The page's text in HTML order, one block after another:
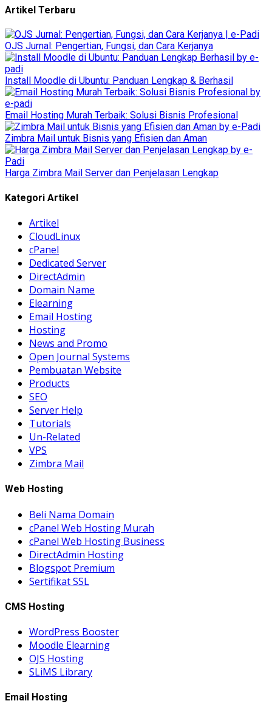
Artikel Terbaru
OJS Jurnal: Pengertian, Fungsi, dan Cara Kerjanya
Install Moodle di Ubuntu: Panduan Lengkap & Berhasil
Email Hosting Murah Terbaik: Solusi Bisnis Profesional
Zimbra Mail untuk Bisnis yang Efisien dan Aman
Harga Zimbra Mail Server dan Penjelasan Lengkap
Kategori Artikel
Artikel
CloudLinux
cPanel
Dedicated Server
DirectAdmin
Domain Name
Elearning
Email Hosting
Hosting
News and Promo
Open Journal Systems
Pembuatan Website
Products
SEO
Server Help
Tutorials
Un-Related
VPS
Zimbra Mail
Web Hosting
Beli Nama Domain
cPanel Web Hosting Murah
cPanel Web Hosting Business
DirectAdmin Hosting
Blogspot Premium
Sertifikat SSL
CMS Hosting
WordPress Booster
Moodle Elearning
OJS Hosting
SLiMS Library
Email Hosting